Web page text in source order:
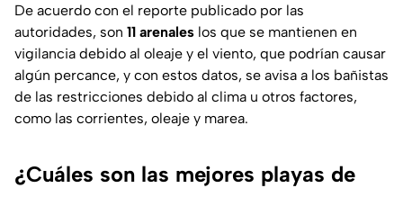
De acuerdo con el reporte publicado por las
autoridades, son 11 arenales los que se mantienen en
vigilancia debido al oleaje y el viento, que podrían causar
algún percance, y con estos datos, se avisa a los bañistas
de las restricciones debido al clima u otros factores,
como las corrientes, oleaje y marea.
¿Cuáles son las mejores playas de